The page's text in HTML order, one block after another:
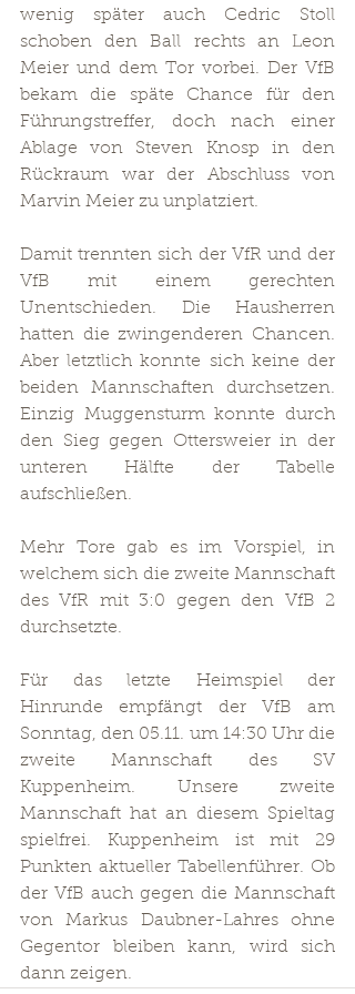
wenig später auch Cedric Stoll
schoben den Ball rechts an Leon
Meier und dem Tor vorbei. Der VfB
bekam die späte Chance für den
Führungstreffer, doch nach einer
Ablage von Steven Knosp in den
Rückraum war der Abschluss von
Marvin Meier zu unplatziert.
Damit trennten sich der VfR und der
VfB mit einem gerechten
Unentschieden. Die Hausherren
hatten die zwingenderen Chancen.
Aber letztlich konnte sich keine der
beiden Mannschaften durchsetzen.
Einzig Muggensturm konnte durch
den Sieg gegen Ottersweier in der
unteren Hälfte der Tabelle
aufschließen.
Mehr Tore gab es im Vorspiel, in
welchem sich die zweite Mannschaft
des VfR mit 3:0 gegen den VfB 2
durchsetzte.
Für das letzte Heimspiel der
Hinrunde empfängt der VfB am
Sonntag, den 05.11. um 14:30 Uhr die
zweite Mannschaft des SV
Kuppenheim. Unsere zweite
Mannschaft hat an diesem Spieltag
spielfrei. Kuppenheim ist mit 29
Punkten aktueller Tabellenführer. Ob
der VfB auch gegen die Mannschaft
von Markus Daubner-Lahres ohne
Gegentor bleiben kann, wird sich
dann zeigen.